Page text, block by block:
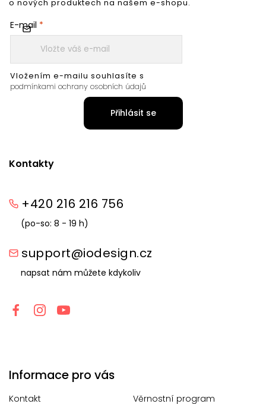
Kontakty
+420 216 216 756
(po-so: 8 - 19 h)
support@iodesign.cz
napsat nám můžete kdykoliv
Informace pro vás
Kontakt
Věrnostní program
o nových produktech na našem e-shopu.
E-mail
Vložením e-mailu souhlasíte s
podmínkami ochrany osobních údajů
Přihlásit se